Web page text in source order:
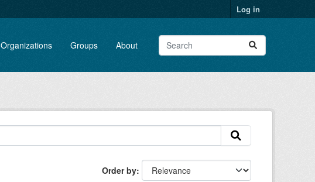
Log in
Organizations Groups About
Order by